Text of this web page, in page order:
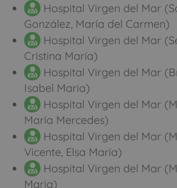
Hospital Virgen del Mar
González, María del Carmen)
Hospital Virgen del Mar
Cristina María)
Hospital Virgen del Mar
Isabel Maria)
Hospital Virgen del Mar
María Mercedes)
Hospital Virgen del Mar
Vicente, Elsa María)
Hospital Virgen del Mar
Maria)